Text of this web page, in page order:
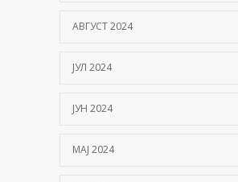
АВГУСТ 2024
ЈУЛ 2024
ЈУН 2024
МАЈ 2024